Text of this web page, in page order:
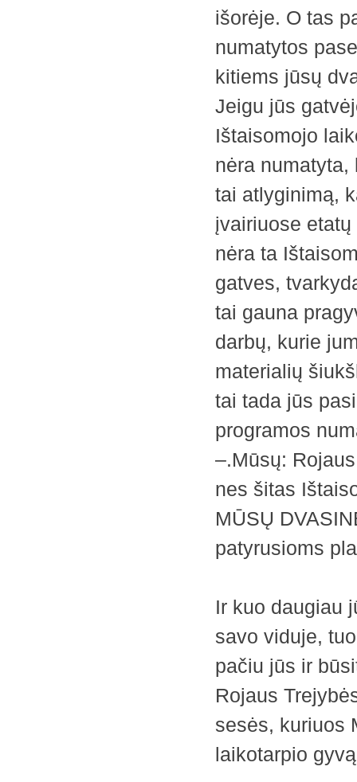
išorėje. O tas
numatytos
kitiems jūsų
Jeigu jūs
Ištaisomojo
nėra
tai atlyginimą,
įvairiuose
nėra ta
gatves,
tai gauna
darbų, kurie
materialių
tai tada jūs
programos
–.Mūsų:
nes šitas
MŪSŲ
patyrusioms
Ir kuo daugiau
savo viduje,
pačiu jūs ir
Rojaus
sesės, kuriuos
laikotarpio